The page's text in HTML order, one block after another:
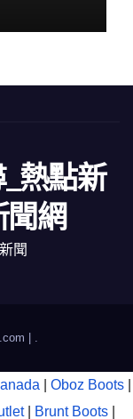
熱點新
網
聞
.
Oboz Boots
Brunt Boots